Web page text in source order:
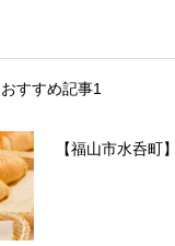
おすすめ記事1
【福山市水呑町